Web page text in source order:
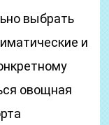
выбрать
и
овощная